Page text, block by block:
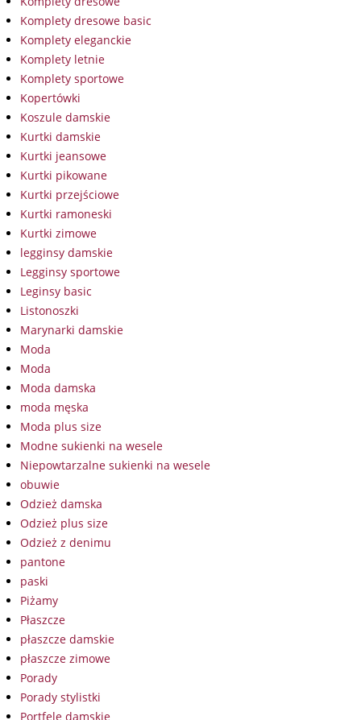
Komplety dresowe basic
Komplety eleganckie
Komplety letnie
Komplety sportowe
Kopertówki
Koszule damskie
Kurtki damskie
Kurtki jeansowe
Kurtki pikowane
Kurtki przejściowe
Kurtki ramoneski
Kurtki zimowe
legginsy damskie
Legginsy sportowe
Leginsy basic
Listonoszki
Marynarki damskie
Moda
Moda
Moda damska
moda męska
Moda plus size
Modne sukienki na wesele
Niepowtarzalne sukienki na wesele
obuwie
Odzież damska
Odzież plus size
Odzież z denimu
pantone
paski
Piżamy
Płaszcze
płaszcze damskie
płaszcze zimowe
Porady
Porady stylistki
Portfele damskie